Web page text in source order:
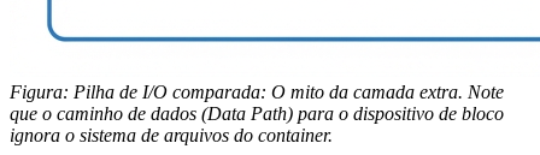
Figura: Pilha de I/O comparada: O mito da camada extra. Note
que o caminho de dados (Data Path) para o dispositivo de bloco
ignora o sistema de arquivos do container.